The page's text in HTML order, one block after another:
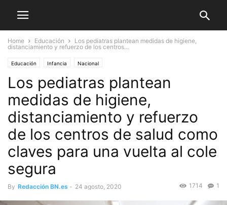
Home Educación
Los pediatras plantean medidas de higiene,
distanciamiento y refuerzo de los centros...
Educación Infancia Nacional
Los pediatras plantean
medidas de higiene,
distanciamiento y refuerzo
de los centros de salud como
claves para una vuelta al cole
segura
By Redacción BN.es - 24 agosto, 2020 1
1714